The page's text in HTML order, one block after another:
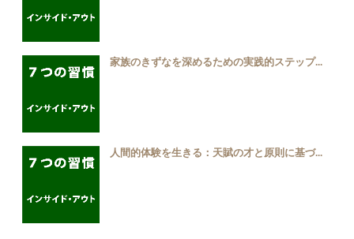
家族のきずなを深めるための実践的ステップ...
人間的体験を生きる：天賦の才と原則に基づ...